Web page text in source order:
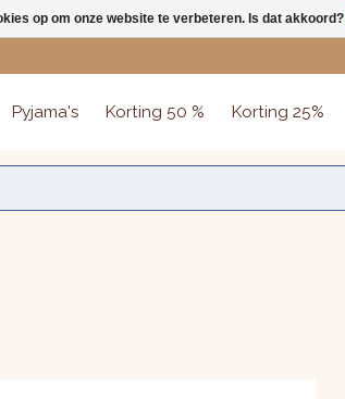
Pyjama's Korting 50 % Korting 25%
op om onze website te verbeteren. Is dat akkoord?